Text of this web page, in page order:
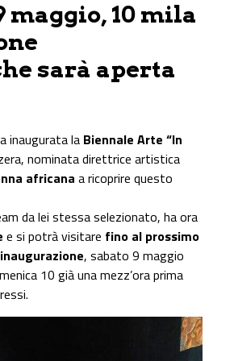
10 mila
sarà aperta
inaugurata la Biennale Arte “In
nominata direttrice artistica
africana a ricoprire questo
da lei stessa selezionato, ha ora
e si potrà visitare fino al prossimo
inaugurazione, sabato 9 maggio
10 già una mezz’ora prima